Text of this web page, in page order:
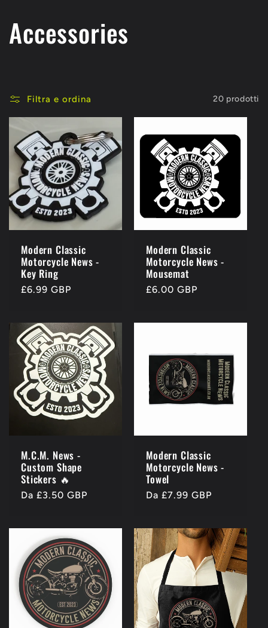
C
l
l
e
z
i
:
Accessories
Filtra e ordina 20 prodotti
Modern Classic
Motorcycle News -
Key Ring
Prezzo
£6.99 GBP
Modern Classic
Motorcycle News -
Mousemat
Prezzo
£6.00 GBP
M.C.M. News -
Custom Shape
Stickers 🔥
Prezzo
Da £3.50 GBP
Modern Classic
Motorcycle News -
Towel
Prezzo
Da £7.99 GBP